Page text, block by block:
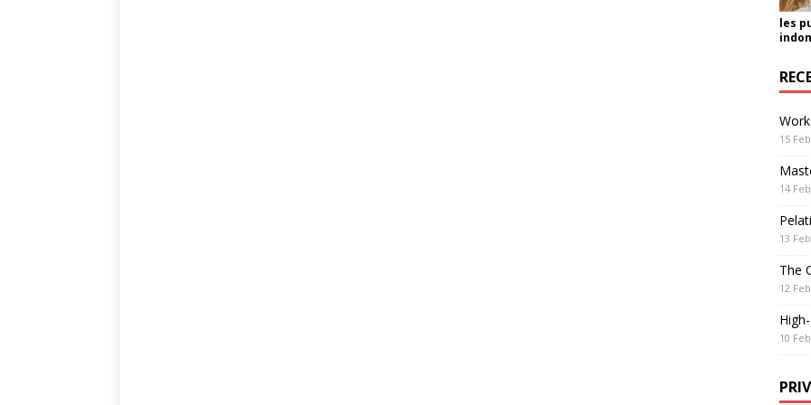
les
15
14
13
The
12
10